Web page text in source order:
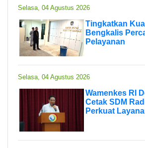
Selasa, 04 Agustus 2026
Tingkatkan
Bengkalis
Pelayanan
Selasa, 04 Agustus 2026
Wamenkes RI
Cetak SDM
Perkuat